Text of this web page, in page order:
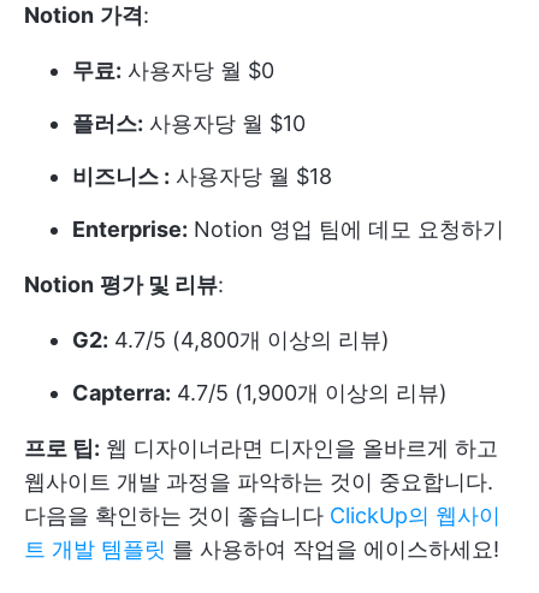
Notion 가격 :
무료: 사용자당 월 $0
플러스: 사용자당 월 $10
비즈니스 : 사용자당 월 $18
Enterprise: Notion 영업 팀에 데모 요청하기
Notion 평가 및 리뷰:
G2: 4.7/5 (4,800개 이상의 리뷰)
Capterra: 4.7/5 (1,900개 이상의 리뷰)
프로 팁: 웹 디자이너라면 디자인을 올바르게 하고
웹사이트 개발 과정을 파악하는 것이 중요합니다.
다음을 확인하는 것이 좋습니다 ClickUp의 웹사이
트 개발 템플릿 를 사용하여 작업을 에이스하세요!